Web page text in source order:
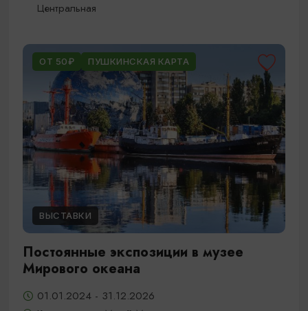
Центральная
ОТ 50₽ ПУШКИНСКАЯ КАРТА
ВЫСТАВКИ
Постоянные экспозиции в музее
Мирового океана
01.01.2024 - 31.12.2026